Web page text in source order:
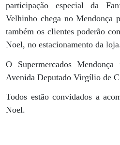
participação especial da
Velhinho chega no Mendonça
também os clientes poderão
Noel, no estacionamento da
O Supermercados
Avenida Deputado Virgílio de
Todos estão convidados a
Noel.